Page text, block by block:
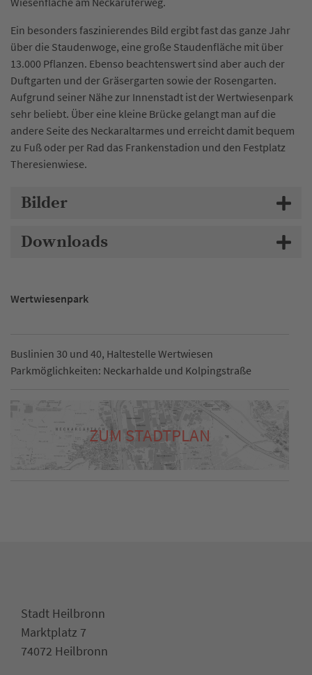
Ein besonders faszinierendes Bild ergibt fast das ganze Jahr
über die Staudenwoge, eine große Staudenfläche mit über
13.000 Pflanzen. Ebenso beachtenswert sind aber auch der
Duftgarten und der Gräsergarten sowie der Rosengarten.
Aufgrund seiner Nähe zur Innenstadt ist der Wertwiesenpark
sehr beliebt. Über eine kleine Brücke gelangt man auf die
andere Seite des Neckaraltarmes und erreicht damit bequem
zu Fuß oder per Rad das Frankenstadion und den Festplatz
Theresienwiese.
Bilder
Downloads
Wertwiesenpark
Buslinien 30 und 40, Haltestelle Wertwiesen
Parkmöglichkeiten: Neckarhalde und Kolpingstraße
ZUM STADTPLAN
Stadt Heilbronn
Marktplatz 7
74072 Heilbronn